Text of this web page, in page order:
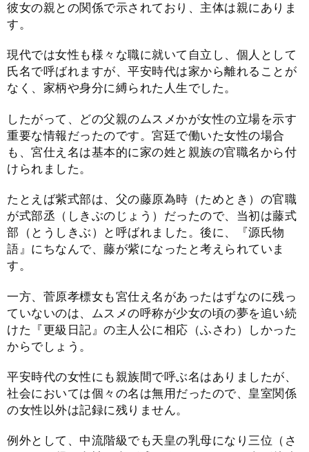
彼女の親との関係で示されており、主体は親にありま
す。
現代では女性も様々な職に就いて自立し、個人として
氏名で呼ばれますが、平安時代は家から離れることが
なく、家柄や身分に縛られた人生でした。
したがって、どの父親のムスメかが女性の立場を示す
重要な情報だったのです。宮廷で働いた女性の場合
も、宮仕え名は基本的に家の姓と親族の官職名から付
けられました。
たとえば紫式部は、父の藤原為時（ためとき）の官職
が式部丞（しきぶのじょう）だったので、当初は藤式
部（とうしきぶ）と呼ばれました。後に、『源氏物
語』にちなんで、藤が紫になったと考えられていま
す。
一方、菅原孝標女も宮仕え名があったはずなのに残っ
ていないのは、ムスメの呼称が少女の頃の夢を追い続
けた『更級日記』の主人公に相応（ふさわ）しかった
からでしょう。
平安時代の女性にも親族間で呼ぶ名はありましたが、
社会においては個々の名は無用だったので、皇室関係
の女性以外は記録に残りません。
例外として、中流階級でも天皇の乳母になり三位（さ